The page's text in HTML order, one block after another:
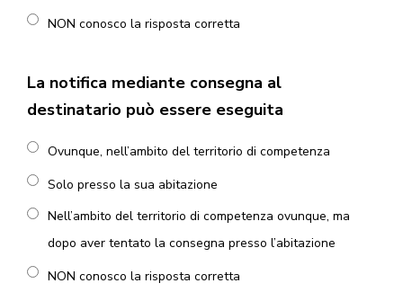
NON conosco la risposta corretta
La notifica mediante consegna al
destinatario può essere eseguita
Ovunque, nell’ambito del territorio di competenza
Solo presso la sua abitazione
Nell’ambito del territorio di competenza ovunque, ma
dopo aver tentato la consegna presso l’abitazione
NON conosco la risposta corretta